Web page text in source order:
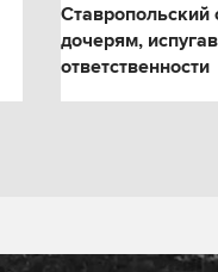
Ставропольский
дочерям,
ответственности